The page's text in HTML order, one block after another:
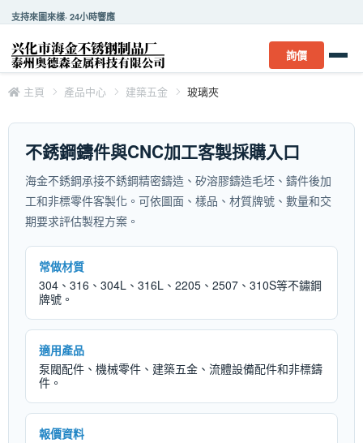
支持來圖來樣· 24小時響應
詢價
主頁 產品中心 建築五金 玻璃夾
不銹鋼鑄件與CNC加工客製採購入口
海金不銹鋼承接不銹鋼精密鑄造、矽溶膠鑄造毛坯、鑄件後加
工和非標零件客製化。可依圖面、樣品、材質牌號、數量和交
期要求評估製程方案。
常做材質
304、316、304L、316L、2205、2507、310S等不鏽鋼
牌號。
適用產品
泵閥配件、機械零件、建築五金、流體設備配件和非標鑄
件。
報價資料